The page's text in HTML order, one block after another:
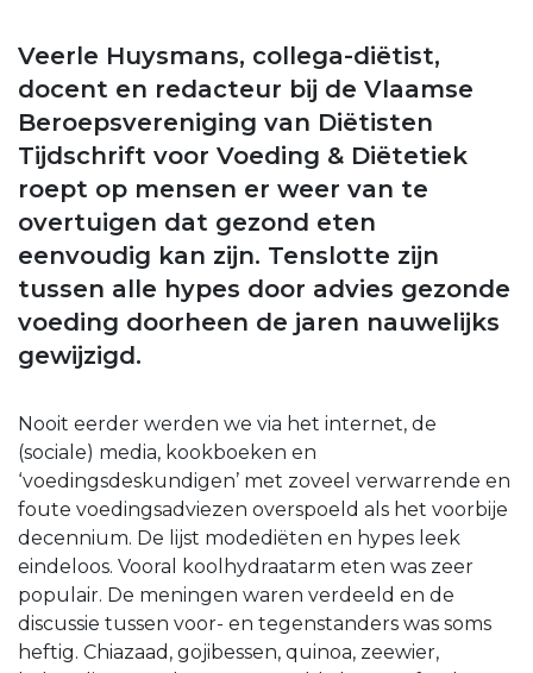
Veerle Huysmans, collega-diëtist,
docent en redacteur bij de Vlaamse
Beroepsvereniging van Diëtisten
Tijdschrift voor Voeding & Diëtetiek
roept op mensen er weer van te
overtuigen dat gezond eten
eenvoudig kan zijn. Tenslotte zijn
tussen alle hypes door advies gezonde
voeding doorheen de jaren nauwelijks
gewijzigd.
Nooit eerder werden we via het internet, de
(sociale) media, kookboeken en
‘voedingsdeskundigen’ met zoveel verwarrende en
foute voedingsadviezen overspoeld als het voorbije
decennium. De lijst modediëten en hypes leek
eindeloos. Vooral koolhydraatarm eten was zeer
populair. De meningen waren verdeeld en de
discussie tussen voor- en tegenstanders was soms
heftig. Chiazaad, gojibessen, quinoa, zeewier,